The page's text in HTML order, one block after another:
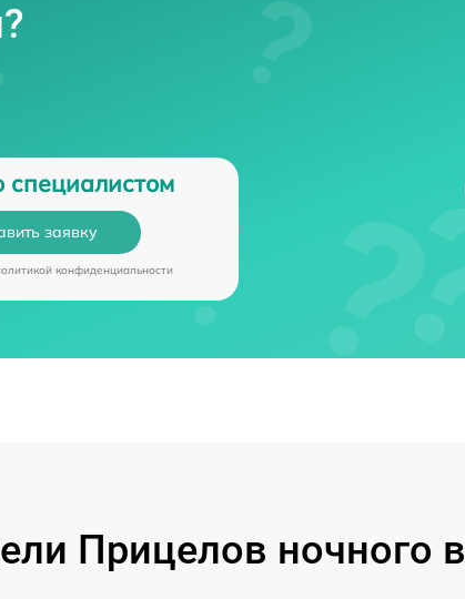
специалистом
заявку
конфиденциальности
Прицелов ночного